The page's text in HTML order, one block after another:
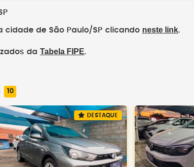
cidade de São Paulo/SP clicando neste link.
da Tabela FIPE.
10
DESTAQUE